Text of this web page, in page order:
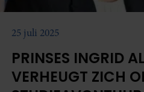
25 juli 2025
PRINSES INGRID
VERHEUGT ZICH